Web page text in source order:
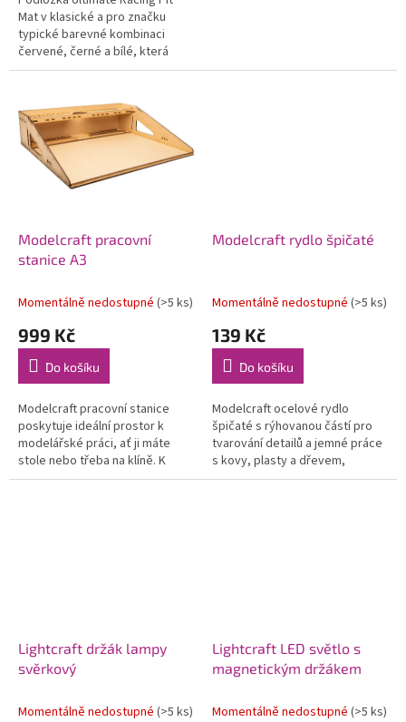
Mat v klasické a pro značku
typické barevné kombinaci
červené, černé a bílé, která
nabízí stylovou a funkční
Modelcraft pracovní
stanice A3
Momentálně nedostupné (>5 ks)
999 Kč
Do košíku
Modelcraft pracovní stanice
poskytuje ideální prostor k
modelářské práci, ať ji máte
stole nebo třeba na klíně. K
dispozici jsou i výřezy na
Modelcraft rydlo špičaté
Momentálně nedostupné (>5 ks)
139 Kč
Do košíku
Modelcraft ocelové rydlo
špičaté s rýhovanou částí pro
tvarování detailů a jemné práce
s kovy, plasty a dřevem,
laminátem apod. Délka 155 mm.
Lightcraft držák lampy
svěrkový
Momentálně nedostupné (>5 ks)
Lightcraft LED světlo s
magnetickým držákem
Momentálně nedostupné (>5 ks)